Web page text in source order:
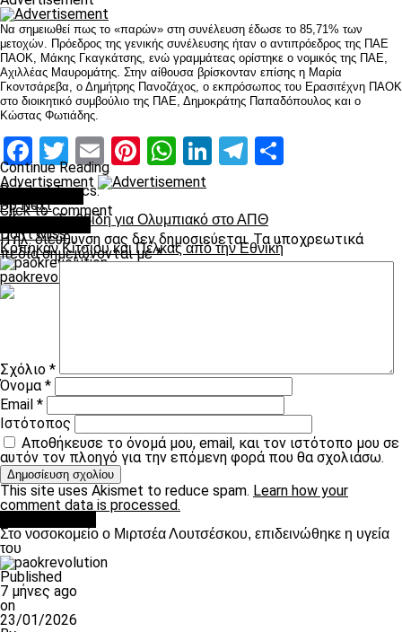
Να σημειωθεί πως το «παρών» στη συνέλευση έδωσε το 85,71% των
μετοχών. Πρόεδρος της γενικής συνέλευσης ήταν ο αντιπρόεδρος της ΠΑΕ
ΠΑΟΚ, Μάκης Γκαγκάτσης, ενώ γραμμάτεας ορίστηκε ο νομικός της ΠΑΕ,
Αχιλλέας Μαυρομάτης. Στην αίθουσα βρίσκονταν επίσης η Μαρία
Γκοντσάρεβα, ο Δημήτρης Πανοζάχος, ο εκπρόσωπος του Ερασιτέχνη ΠΑΟΚ
στο διοικητικό συμβούλιο της ΠΑΕ, Δημοκράτης Παπαδόπουλος και ο
Κώστας Φωτιάδης.
Facebook
Twitter
EmailPinterest
WhatsApp
LinkedIn
Telegram
Related Topics:
Up Next
«Kαρφί» Σαββίδη για Ολυμπιακό στο ΑΠΘ
Don't Miss
Κόπηκαν Κίτσιου και Πέλκας από την Εθνική
paokrevolution
Continue Reading
Advertisement
Click to comment
Η ηλ. διεύθυνση σας δεν δημοσιεύεται. Τα υποχρεωτικά
πεδία σημειώνονται με*
Σχόλιο *
Όνομα*
Email *
Ιστότοπος
Αποθήκευσε το όνομά μου, email, και τον ιστότοπο μου σε
αυτόν τον πλοηγό για την επόμενη φορά που θα σχολιάσω.
This site uses Akismet to reduce spam. Learn how your
comment data is processed.
Στο νοσοκομείο ο Μιρτσέα Λουτσέσκου, επιδεινώθηκε η υγεία
του
Published
7 μήνες ago
on
23/01/2026